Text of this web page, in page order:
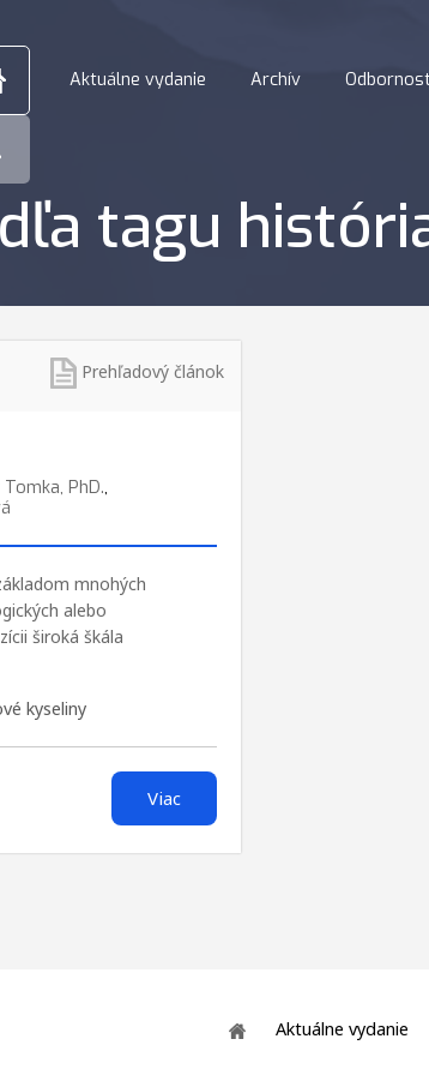
Aktuálne vydanie Archív
tagu
Prehľadový článok
PhD.,
mnohých
alebo
široká škála
kyseliny
Viac
Aktuálne vydanie